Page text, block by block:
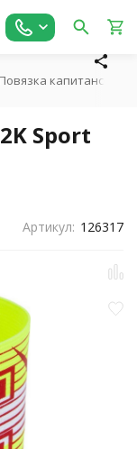
Повязка капитанская
Sport
Артикул: 126317